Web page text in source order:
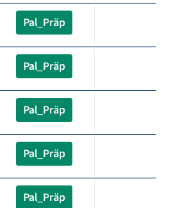
Pal_Präp
Pal_Präp
Pal_Präp
Pal_Präp
Pal_Präp